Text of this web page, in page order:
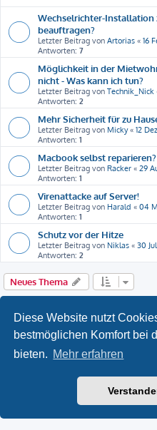
Diese Website nutzt
bestmöglichen Komfort bei
bieten. Mehr erfahren
Wechselrichter-Installation
beauftragen?
Letzter Beitrag von Artorias « 16
Antworten: 7
Möglichkeit in der
nicht - Was kann ich tun?
Letzter Beitrag von Technik_Nick
Antworten: 2
Mehr Sicherheit für zu
Letzter Beitrag von Micky« 12
Antworten: 1
Macbook selbst reparieren?
Letzter Beitrag von Racker « 29
Antworten: 1
Virenattacke auf Server!
Letzter Beitrag von Harald « 04
Antworten: 1
Schutz vor der Hitze
Letzter Beitrag von Niklas « 30
Antworten: 2
Neues Thema
Datenschutz|